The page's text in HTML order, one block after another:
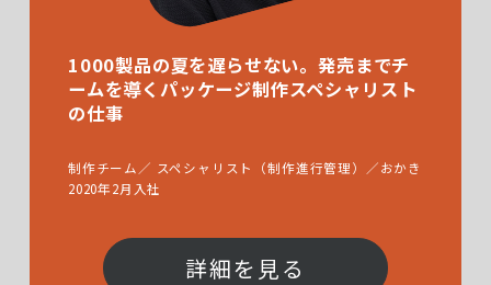
1000製品の夏を遅らせない。発売までチ
ームを導くパッケージ制作スペシャリスト
の仕事
制作チーム／ スペシャリスト（制作進行管理）／おかき
2020年2月入社
詳細を見る